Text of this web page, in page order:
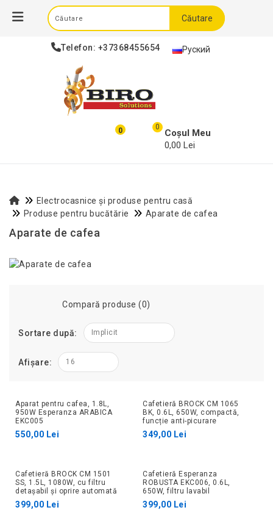
Telefon: +37368455654 Руский
Căutare
0 0
Coșul Meu
0,00 Lei
Electrocasnice și produse pentru casă
Produse pentru bucătărie
Aparate de cafea
Aparate de cafea
Compară produse (0)
Sortare după: Implicit
Afișare: 16
Aparat pentru cafea, 1.8L,
950W Esperanza ARABICA
EKC005
550,00 Lei
Cafetieră BROCK CM 1065
BK, 0.6L, 650W, compactă,
funcție anti-picurare
349,00 Lei
Cafetieră BROCK CM 1501
SS, 1.5L, 1080W, cu filtru
detașabil și oprire automată
399,00 Lei
Cafetieră Esperanza
ROBUSTA EKC006, 0.6L,
650W, filtru lavabil
399,00 Lei